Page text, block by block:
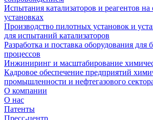
Испытания катализаторов и реагентов
установках
Производство пилотных установок и
для испытаний катализаторов
Разработка и поставка оборудования для
процессов
Инжиниринг и масштабирование
Кадровое обеспечение предприятий
промышленности и нефтегазового
О компании
О нас
Патенты
Пресс-центр